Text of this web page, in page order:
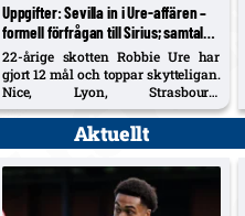
Uppgifter: Sevilla in i Ure-affären –
formell förfrågan till Sirius; samtal
pågår
22-årige skotten Robbie Ure har
gjort 12 mål och toppar skytteligan.
Nice, Lyon, Strasbourg,
Hoffenheim, Trabzonspor, Genoa
och Lecce har tidigare visat
Aktuellt